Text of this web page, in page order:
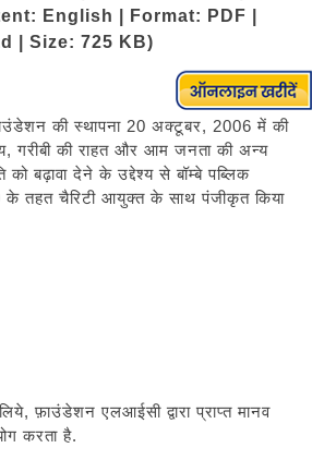
English | Format: PDF |
| Size: 725 KB)
की स्‍थापना 20 अक्‍टूबर, 2006 में की
गरीबी की राहत और आम जनता की अन्‍य
को बढ़ावा देने के उद्देश्‍य से बॉम्बे पब्लिक
तहत चैरिटी आयुक्‍त के साथ पंजीकृत किया
फ़ाउंडेशन एलआईसी द्वारा प्राप्‍त मानव
करता है.